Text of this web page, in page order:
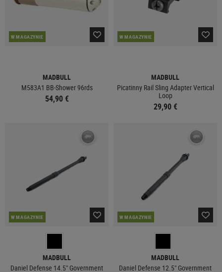
W MAGAZYNIE
MADBULL
M583A1 BB-Shower 96rds
54,90 €
W MAGAZYNIE
MADBULL
Picatinny Rail Sling Adapter Vertical
Loop
29,90 €
W MAGAZYNIE
MADBULL
Daniel Defense 14.5" Government
W MAGAZYNIE
MADBULL
Daniel Defense 12.5" Government